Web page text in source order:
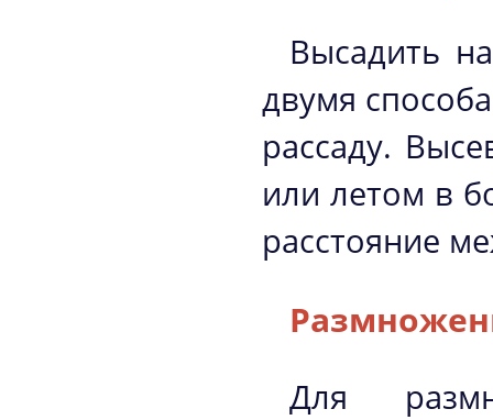
Высадить
двумя
рассаду.
или летом в
расстояние
Для